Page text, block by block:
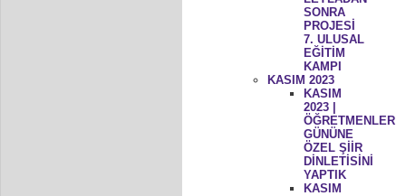
SONRA
PROJESİ
7. ULUSAL
EĞİTİM
KAMPI
KASIM 2023
KASIM
2023 |
ÖĞRETMENLER
GÜNÜNE
ÖZEL ŞİİR
DİNLETİSİNİ
YAPTIK
KASIM